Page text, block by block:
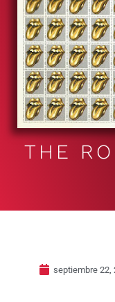
THE
septiembre 22,